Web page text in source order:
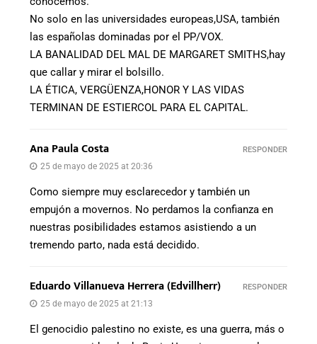
No solo en las universidades europeas,USA, también
las españolas dominadas por el PP/VOX.
LA BANALIDAD DEL MAL DE MARGARET SMITHS,hay
que callar y mirar el bolsillo.
LA ÉTICA, VERGÜENZA,HONOR Y LAS VIDAS
TERMINAN DE ESTIERCOL PARA EL CAPITAL.
Ana Paula Costa
25 de mayo de 2025 at 20:36
Como siempre muy esclarecedor y también un
empujón a movernos. No perdamos la confianza en
nuestras posibilidades estamos asistiendo a un
tremendo parto, nada está decidido.
RESPONDER
Eduardo Villanueva Herrera (Edvillherr)
25 de mayo de 2025 at 21:13
El genocidio palestino no existe, es una guerra, más o
RESPONDER